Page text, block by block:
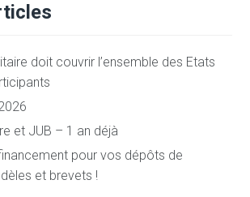
doit couvrir l’ensemble des Etats
et JUB – 1 an déjà
pour vos dépôts de
et brevets !